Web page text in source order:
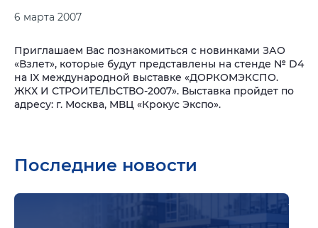
6 марта 2007
Приглашаем Вас познакомиться с новинками ЗАО
«Взлет», которые будут представлены на стенде № D4
на IX международной выставке «ДОРКОМЭКСПО.
ЖКХ И СТРОИТЕЛЬСТВО-2007». Выставка пройдет по
адресу: г. Москва, МВЦ «Крокус Экспо».
Последние новости